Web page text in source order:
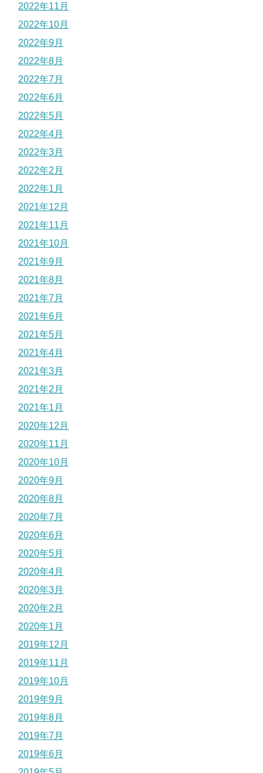
2022年11月
2022年10月
2022年9月
2022年8月
2022年7月
2022年6月
2022年5月
2022年4月
2022年3月
2022年2月
2022年1月
2021年12月
2021年11月
2021年10月
2021年9月
2021年8月
2021年7月
2021年6月
2021年5月
2021年4月
2021年3月
2021年2月
2021年1月
2020年12月
2020年11月
2020年10月
2020年9月
2020年8月
2020年7月
2020年6月
2020年5月
2020年4月
2020年3月
2020年2月
2020年1月
2019年12月
2019年11月
2019年10月
2019年9月
2019年8月
2019年7月
2019年6月